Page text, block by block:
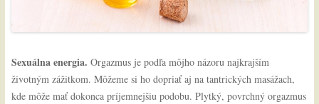
Sexuálna energia. Orgazmus je podľa môjho názoru najkrajším
životným zážitkom. Môžeme si ho dopriať aj na tantrických masážach,
kde môže mať dokonca príjemnejšiu podobu. Plytký, povrchný orgazmus